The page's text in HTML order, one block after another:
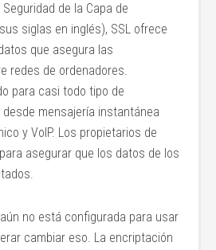
de la Capa de
siglas en inglés), SSL ofrece
que asegura las
redes de ordenadores.
para casi todo tipo de
mensajería instantánea
y VoIP. Los propietarios de
asegurar que los datos de los
aún no está configurada para usar
cambiar eso. La encriptación